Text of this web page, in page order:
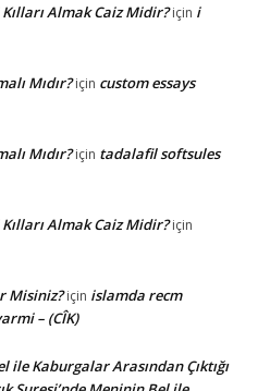
Almak Caiz Midir?için i
Mıdır?için custom essays
Mıdır?için tadalafil softsules
Almak Caiz Midir?için
Misiniz?için islamda recm
– (CÎK)
ile Kaburgalar Arasından Çıktığı